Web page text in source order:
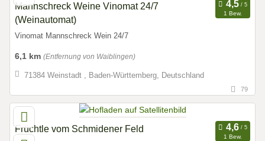
Mannschreck Weine Vinomat 24/7
(Weinautomat)
1 Bew.
Vinomat Mannschreck Wein 24/7
6,1 km (Entfernung von Waiblingen)
71384 Weinstadt , Baden-Württemberg, Deutschland
79
Früchtle vom Schmidener Feld
1 Bew.